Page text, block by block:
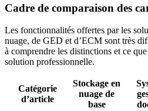
Cadre de comparaison des
Les fonctionnalités offertes par les
nuage, de GED et d’ECM sont très
à comprendre les distinctions et ce
solution professionnelle.
Catégorie
d’article
Stockage en
nuage de
base